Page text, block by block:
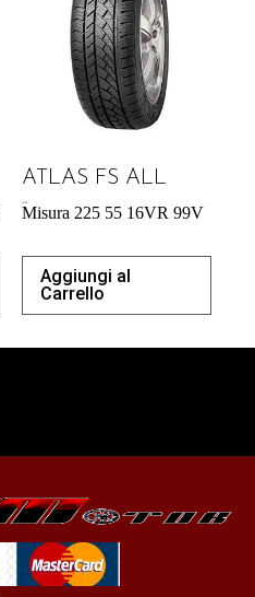
ATLAS FS ALL
Misura 225 55 16VR 99V
Aggiungi al
Carrello